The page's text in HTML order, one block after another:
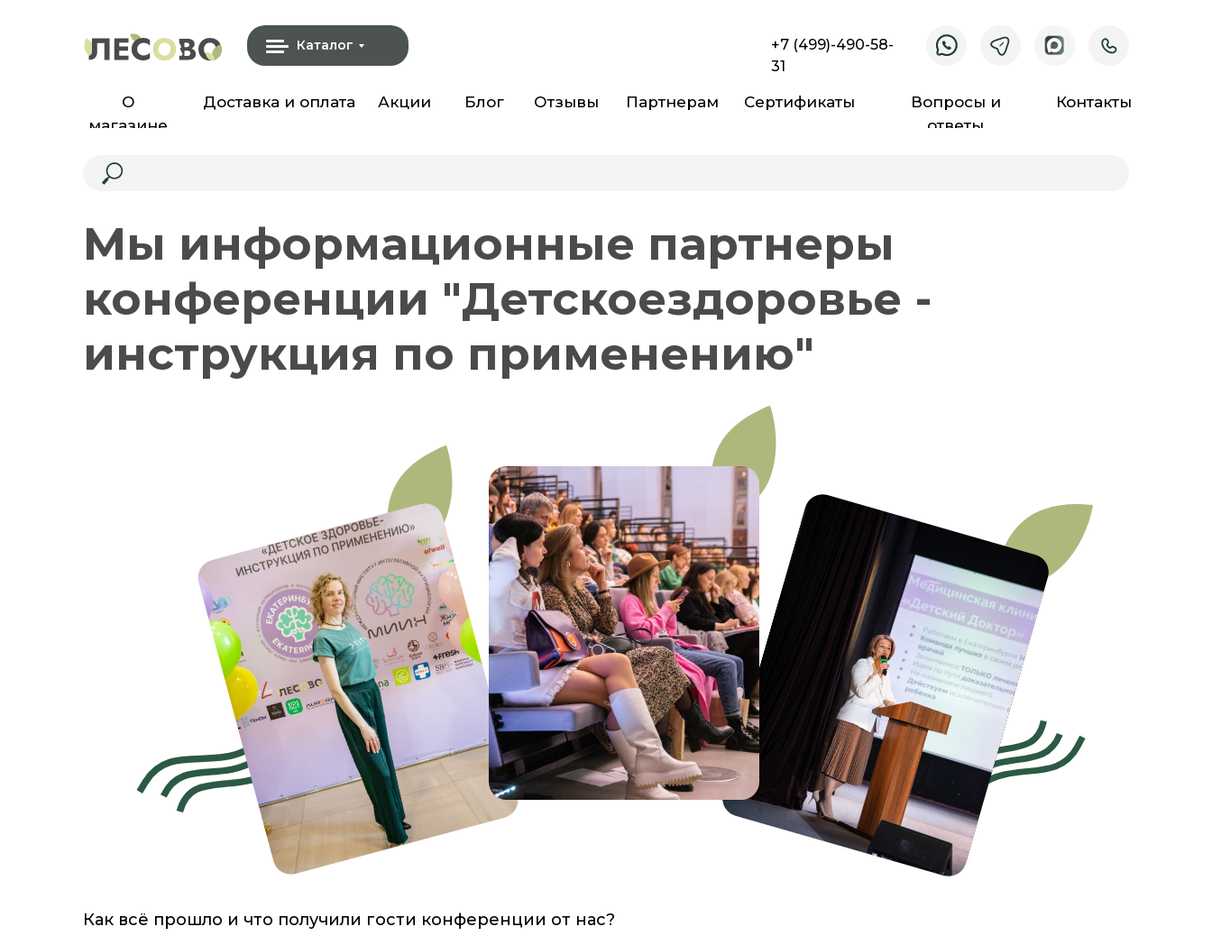
Каталог
О
магазине
Доставка и оплата Акции Отзывы Партнерам Контакты
Сертификаты
Вопросы и
ответы
Блог
+7 (499)-490-58-
31
Как всё прошло и что получили гости конференции от нас?
Мы информационные партнеры
конференции "Детскоездоровье -
инструкция по применению"